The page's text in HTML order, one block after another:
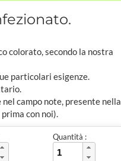
colorato, secondo la nostra
particolari esigenze.
campo note, presente nella
con noi).
Quantità :